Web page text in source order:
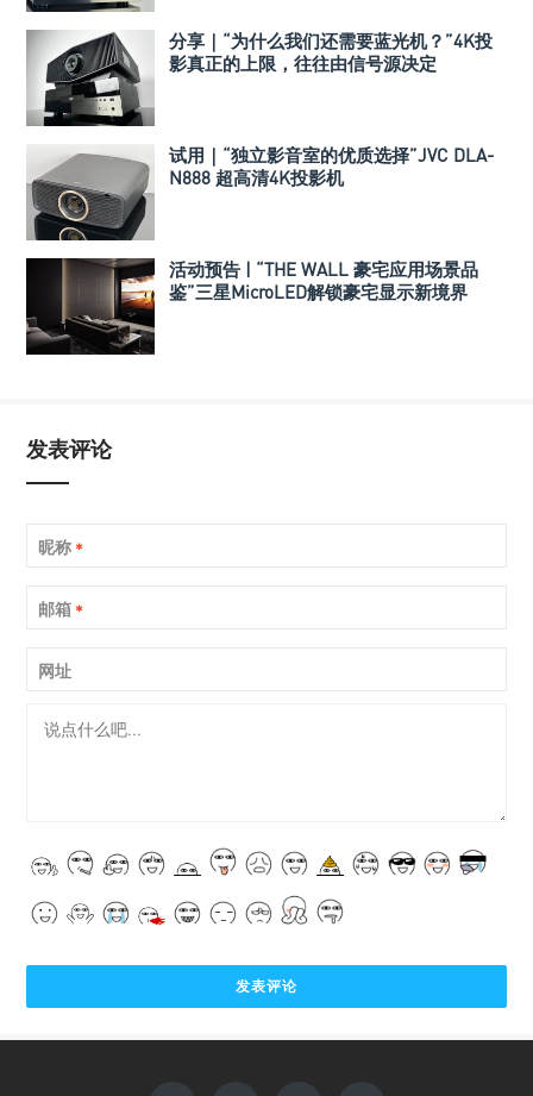
分享｜“为什么我们还需要蓝光机？”4K投
影真正的上限，往往由信号源决定
试用｜“独立影音室的优质选择”JVC DLA-
N888 超高清4K投影机
活动预告 | “THE WALL 豪宅应用场景品
鉴”三星MicroLED解锁豪宅显示新境界
发表评论
昵称 *
邮箱 *
网址